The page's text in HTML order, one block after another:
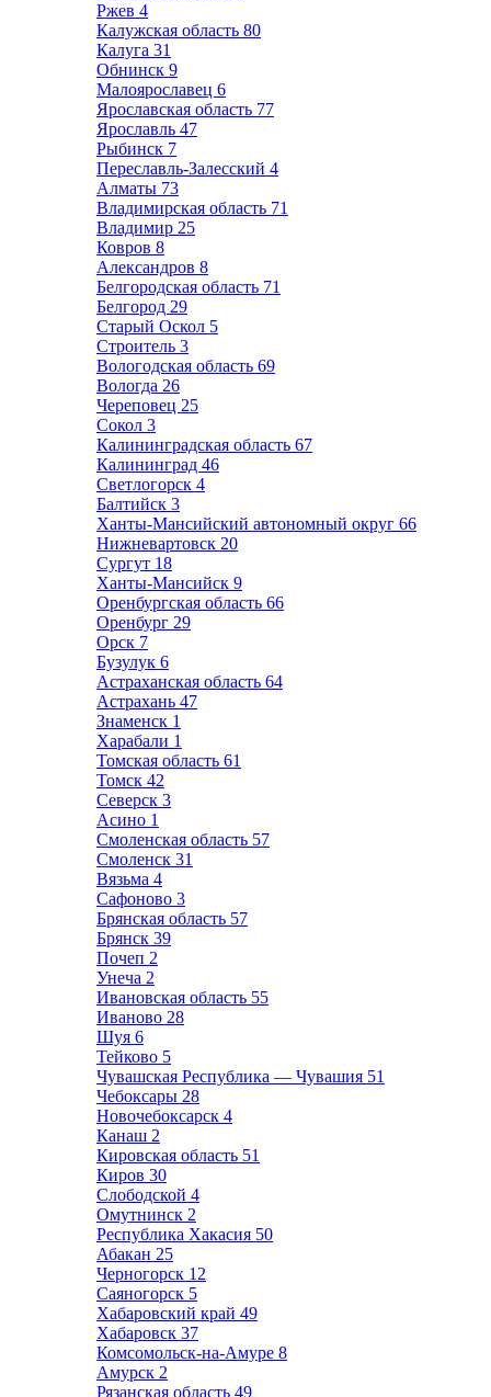
Ржев 4
Калужская область 80
Калуга 31
Обнинск 9
Малоярославец 6
Ярославская область 77
Ярославль 47
Рыбинск 7
Переславль-Залесский 4
Алматы 73
Владимирская область 71
Владимир 25
Ковров 8
Александров 8
Белгородская область 71
Белгород 29
Старый Оскол 5
Строитель 3
Вологодская область 69
Вологда 26
Череповец 25
Сокол 3
Калининградская область 67
Калининград 46
Светлогорск 4
Балтийск 3
Ханты-Мансийский автономный округ 66
Нижневартовск 20
Сургут 18
Ханты-Мансийск 9
Оренбургская область 66
Оренбург 29
Орск 7
Бузулук 6
Астраханская область 64
Астрахань 47
Знаменск 1
Харабали 1
Томская область 61
Томск 42
Северск 3
Асино 1
Смоленская область 57
Смоленск 31
Вязьма 4
Сафоново 3
Брянская область 57
Брянск 39
Почеп 2
Унеча 2
Ивановская область 55
Иваново 28
Шуя 6
Тейково 5
Чувашская Республика — Чувашия 51
Чебоксары 28
Новочебоксарск 4
Канаш 2
Кировская область 51
Киров 30
Слободской 4
Омутнинск 2
Республика Хакасия 50
Абакан 25
Черногорск 12
Саяногорск 5
Хабаровский край 49
Хабаровск 37
Комсомольск-на-Амуре 8
Амурск 2
Рязанская область 49